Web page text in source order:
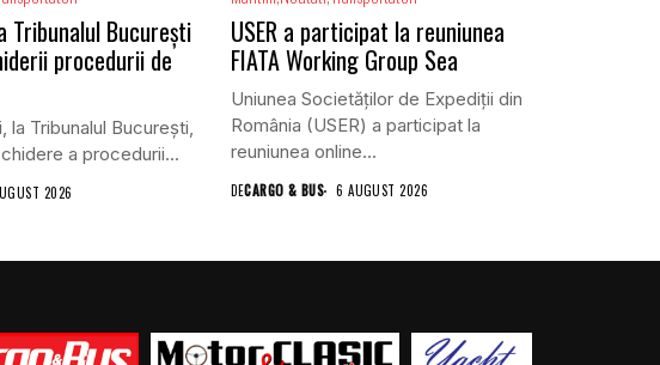
Tribunalul București
procedurii de
la Tribunalul Bucureşti,
a procedurii...
2026
USER a participat la reuniunea
FIATA Working Group Sea
Uniunea Societăților de Expediții din
România (USER) a participat la
reuniunea online...
DECARGO & BUS 6 AUGUST 2026